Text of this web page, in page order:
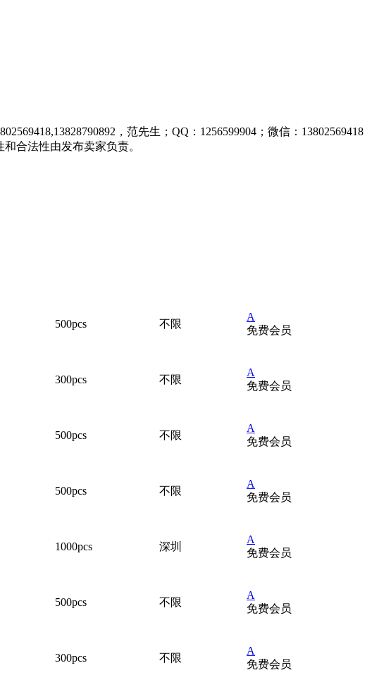
，范先生；QQ：1256599904；微信：13802569418
合法性由发布卖家负责。
500pcs 不限
A
免费会员
300pcs 不限
A
免费会员
500pcs 不限
A
免费会员
500pcs 不限
A
免费会员
1000pcs 深圳
A
免费会员
500pcs 不限
A
免费会员
300pcs 不限
A
免费会员